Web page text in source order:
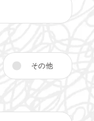
その他